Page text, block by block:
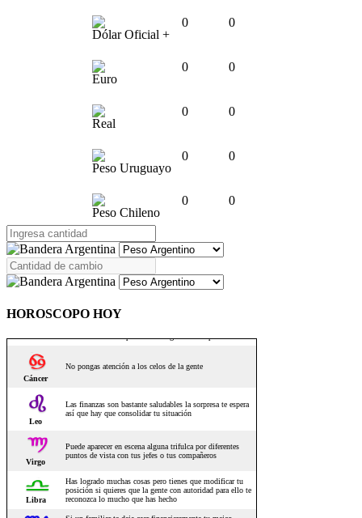
Dólar Oficial +
0 0
Euro
0 0
Real
0 0
Peso Uruguayo
0 0
Peso Chileno
0 0
HOROSCOPO HOY